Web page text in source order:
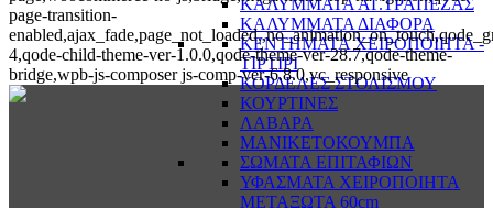
ΚΑΛΥΜΜΑΤΑ ΑΓ.ΤΡΑΠΕΖΑΣ
ΚΑΛΥΜΜΑΤΑ ΔΙΑΦΟΡΑ
ΚΕΝΤΗΜΑΤΑ ΧΕΙΡΟΠΟΙΗΤΑ -
ΤΙΡΤΙΡΙ
ΚΟΡΔΕΛΕΣ ΣΤΟΛΙΣΜΟΥ
ΚΟΥΡΤΙΝΕΣ
ΛΑΒΑΡΑ
ΜΑΝΙΚΕΤΟΚΟΥΜΠΑ
ΣΩΜΑΤΑ ΕΠΙΤΑΦΙΩΝ
ΥΦΑΣΜΑΤΑ ΧΕΙΡΟΠΟΙΗΤΑ
ΜΕΤΑΞΩΤΑ 60cm
page-transition-
4,qode-child-theme-ver-1.0.0,qode-theme-ver-28.7,qode-theme-
bridge,wpb-js-composer js-comp-ver-6.8.0,vc_responsive